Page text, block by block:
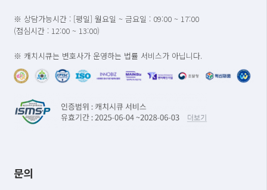
※ 상담가능시간 : [평일] 월요일 ~ 금요일 : 09:00 ~ 17:00
(점심시간 : 12:00 ~ 13:00)
※ 캐치시큐는 변호사가 운영하는 법률 서비스가 아닙니다.
문의